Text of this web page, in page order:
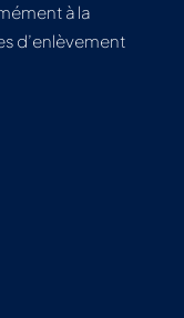
à la
d’enlèvement